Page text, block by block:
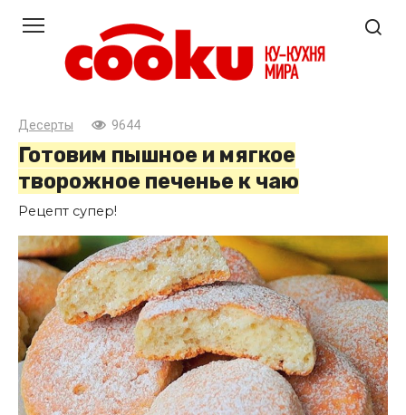
контенту
Десерты 9644
Готовим пышное и мягкое
творожное печенье к чаю
Рецепт супер!